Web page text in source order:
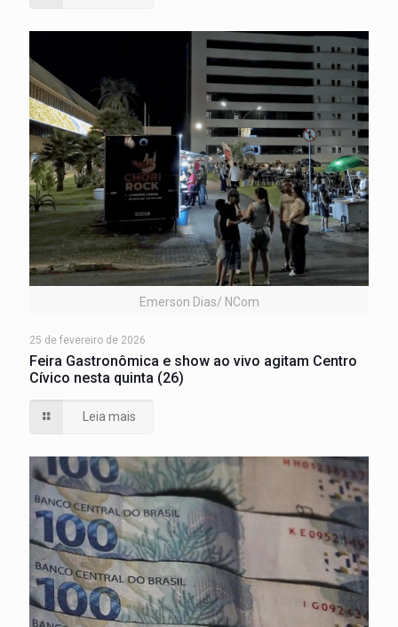
Emerson Dias/ NCom
25 de fevereiro de 2026
Feira Gastronômica e show ao vivo agitam Centro
Cívico nesta quinta (26)
Leia mais